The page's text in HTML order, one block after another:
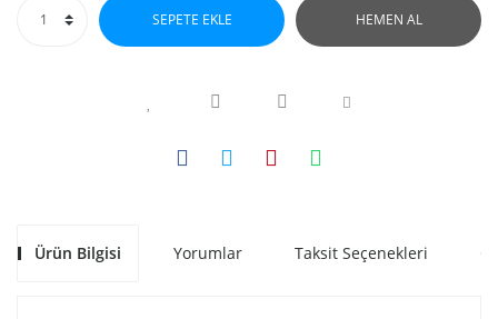
SEPETE EKLE HEMEN AL
Ürün Bilgisi Yorumlar Taksit Seçenekleri